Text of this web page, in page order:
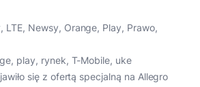
, LTE, Newsy, Orange, Play, Prawo,
, play, rynek, T-Mobile, uke
się z ofertą specjalną na Allegro